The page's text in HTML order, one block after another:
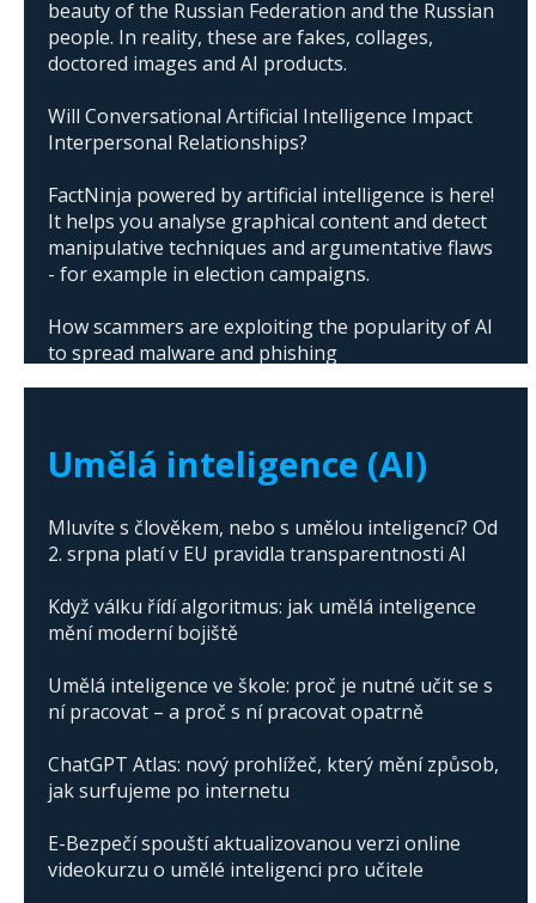
beauty of the Russian Federation and the Russian
people. In reality, these are fakes, collages,
doctored images and AI products.
Will Conversational Artificial Intelligence Impact
Interpersonal Relationships?
FactNinja powered by artificial intelligence is here!
It helps you analyse graphical content and detect
manipulative techniques and argumentative flaws
- for example in election campaigns.
How scammers are exploiting the popularity of AI
to spread malware and phishing
Umělá inteligence (AI)
Mluvíte s člověkem, nebo s umělou inteligencí? Od
2. srpna platí v EU pravidla transparentnosti AI
Když válku řídí algoritmus: jak umělá inteligence
mění moderní bojiště
Umělá inteligence ve škole: proč je nutné učit se s
ní pracovat – a proč s ní pracovat opatrně
ChatGPT Atlas: nový prohlížeč, který mění způsob,
jak surfujeme po internetu
E-Bezpečí spouští aktualizovanou verzi online
videokurzu o umělé inteligenci pro učitele